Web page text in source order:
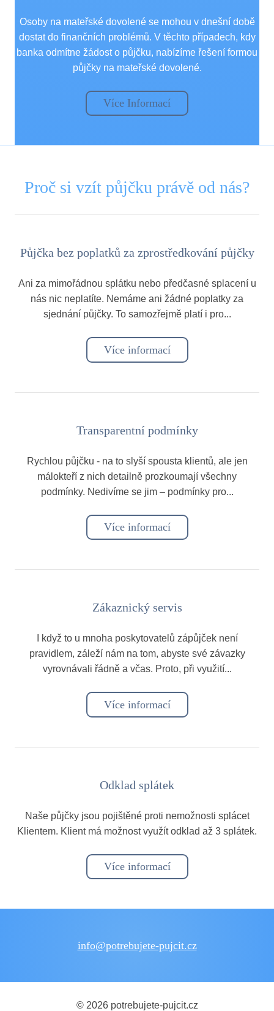
Osoby na mateřské dovolené se mohou v dnešní době
dostat do finančních problémů. V těchto případech, kdy
banka odmítne žádost o půjčku, nabízíme řešení formou
půjčky na mateřské dovolené.
Více Informací
Proč si vzít půjčku právě od nás?
Půjčka bez poplatků za zprostředkování půjčky
Ani za mimořádnou splátku nebo předčasné splacení u
nás nic neplatíte. Nemáme ani žádné poplatky za
sjednání půjčky. To samozřejmě platí i pro...
Více informací
Transparentní podmínky
Rychlou půjčku - na to slyší spousta klientů, ale jen
málokteří z nich detailně prozkoumají všechny
podmínky. Nedivíme se jim – podmínky pro...
Více informací
Zákaznický servis
I když to u mnoha poskytovatelů zápůjček není
pravidlem, záleží nám na tom, abyste své závazky
vyrovnávali řádně a včas. Proto, při využití...
Více informací
Odklad splátek
Naše půjčky jsou pojištěné proti nemožnosti splácet
Klientem. Klient má možnost využít odklad až 3 splátek.
Více informací
info@potrebujete-pujcit.cz
© 2026 potrebujete-pujcit.cz